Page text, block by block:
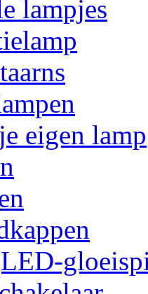
lampjes
eigen lamp